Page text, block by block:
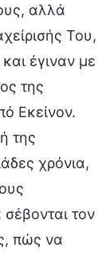
αλλά
Του,
έγιναν με
της
Εκείνον.
της
χρόνια,
τον
πώς να